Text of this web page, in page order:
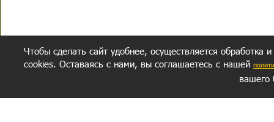
Чтобы сделать сайт удобнее, осуществляется обработка
cookies. Оставаясь с нами, вы соглашаетесь с нашей
вашего